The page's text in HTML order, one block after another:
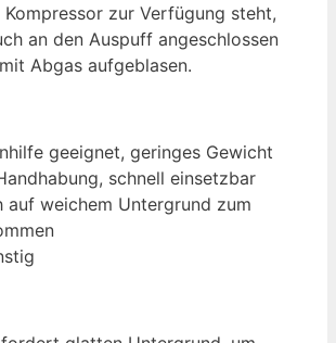
zur Verfügung steht,
an den Auspuff angeschlossen
Abgas aufgeblasen.
geeignet, geringes Gewicht
schnell einsetzbar
auf weichem Untergrund zum